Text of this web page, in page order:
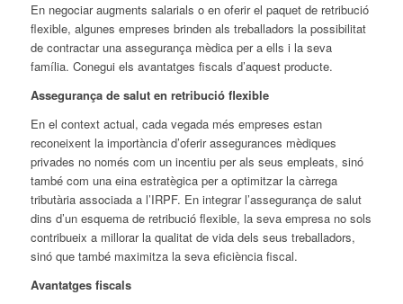
En negociar augments salarials o en oferir el paquet de retribució
flexible, algunes empreses brinden als treballadors la possibilitat
de contractar una assegurança mèdica per a ells i la seva
família. Conegui els avantatges fiscals d’aquest producte.
Assegurança de salut en retribució flexible
En el context actual, cada vegada més empreses estan
reconeixent la importància d’oferir assegurances mèdiques
privades no només com un incentiu per als seus empleats, sinó
també com una eina estratègica per a optimitzar la càrrega
tributària associada a l’IRPF. En integrar l’assegurança de salut
dins d’un esquema de retribució flexible, la seva empresa no sols
contribueix a millorar la qualitat de vida dels seus treballadors,
sinó que també maximitza la seva eficiència fiscal.
Avantatges fiscals